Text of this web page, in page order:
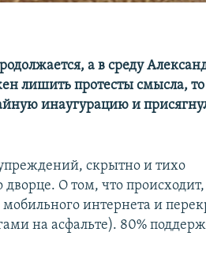
а в среду
лишить протесты смысла,
инаугурацию и
скрытно и тихо
дворце. О том, что
интернета и
на асфальте). 80%